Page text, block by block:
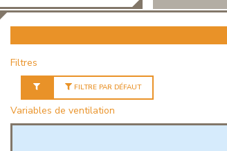
Filtres
FILTRE PAR DÉFAUT
Variables de ventilation